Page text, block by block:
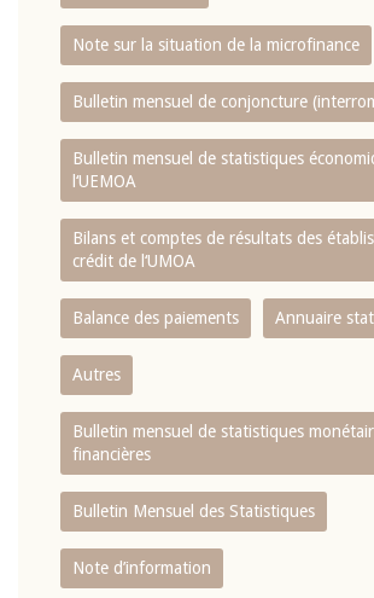
Note sur la situation de la microfinance
Bulletin mensuel de conjoncture
Bulletin mensuel de statistiques
l‘UEMOA
Bilans et comptes de résultats des
crédit de l‘UMOA
Balance des paiements Annuaire
Autres
Bulletin mensuel de statistiques
financières
Bulletin Mensuel des Statistiques
Note d’information